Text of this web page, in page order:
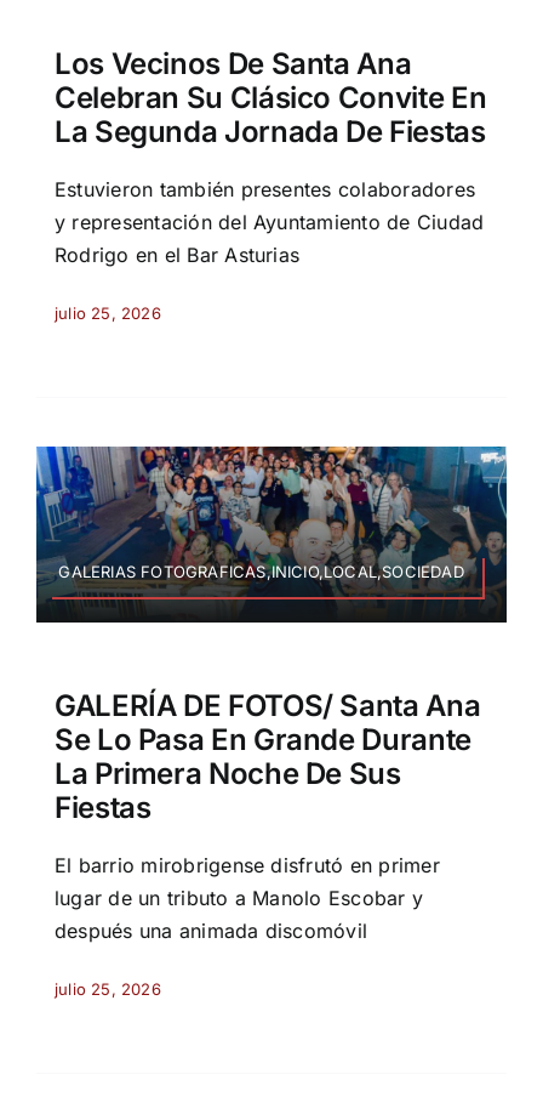
Los Vecinos De Santa Ana
Celebran Su Clásico Convite En
La Segunda Jornada De Fiestas
Estuvieron también presentes colaboradores
y representación del Ayuntamiento de Ciudad
Rodrigo en el Bar Asturias
julio 25, 2026
GALERIAS FOTOGRAFICAS,INICIO,LOCAL,SOCIEDAD
GALERÍA DE FOTOS/ Santa Ana
Se Lo Pasa En Grande Durante
La Primera Noche De Sus
Fiestas
El barrio mirobrigense disfrutó en primer
lugar de un tributo a Manolo Escobar y
después una animada discomóvil
julio 25, 2026